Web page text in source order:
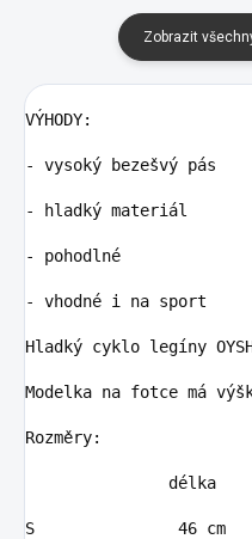
Zobrazit
VÝHODY:
- vysoký bezešvý pás
- hladký materiál
- pohodlné
- vhodné i na sport
Hladký cyklo legíny
Modelka na fotce má
Rozměry:
délka
S               46 cm